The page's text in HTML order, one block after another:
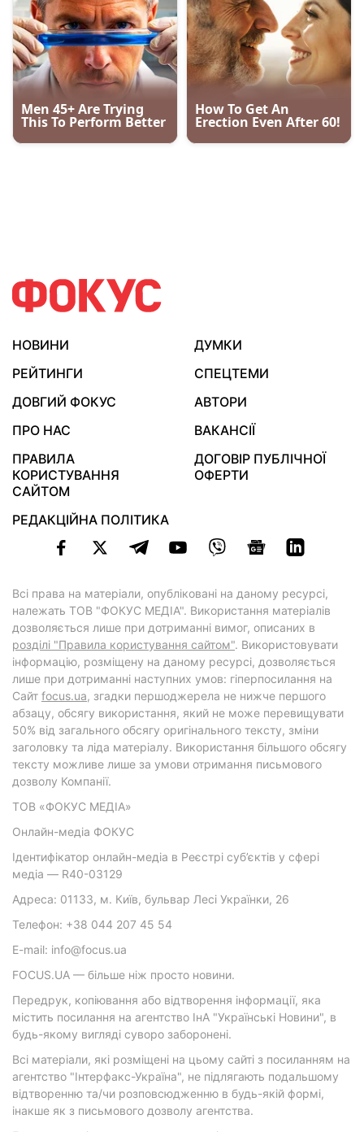
НОВИНИ
ДУМКИ
РЕЙТИНГИ
СПЕЦТЕМИ
ДОВГИЙ ФОКУС
АВТОРИ
ПРО НАС
ВАКАНСІЇ
ПРАВИЛА
КОРИСТУВАННЯ
САЙТОМ
ДОГОВІР ПУБЛІЧНОЇ
ОФЕРТИ
РЕДАКЦІЙНА ПОЛІТИКА
Всі права на матеріали, опубліковані на даному ресурсі,
належать ТОВ "ФОКУС МЕДІА". Використання матеріалів
дозволяється лише при дотриманні вимог, описаних в
розділі "Правила користування сайтом". Використовувати
інформацію, розміщену на даному ресурсі, дозволяється
лише при дотриманні наступних умов: гіперпосилання на
Cайт focus.ua, згадки першоджерела не нижче першого
абзацу, обсягу використання, який не може перевищувати
50% від загального обсягу оригінального тексту, зміни
заголовку та ліда матеріалу. Використання більшого обсягу
тексту можливе лише за умови отримання письмового
дозволу Компанії.
ТОВ «ФОКУС МЕДІА»
Онлайн-медіа ФОКУС
Ідентифікатор онлайн-медіа в Реєстрі суб’єктів у сфері
медіа — R40-03129
Адреса: 01133, м. Київ, бульвар Лесі Українки, 26
Телефон: +38 044 207 45 54
E-mail: info@focus.ua
FOCUS.UA — більше ніж просто новини.
Передрук, копіювання або відтворення інформації, яка
містить посилання на агентство ІнА "Українські Новини", в
будь-якому вигляді суворо заборонені.
Всі матеріали, які розміщені на цьому сайті з посиланням на
агентство "Інтерфакс-Україна", не підлягають подальшому
відтворенню та/чи розповсюдженню в будь-якій формі,
інакше як з письмового дозволу агентства.